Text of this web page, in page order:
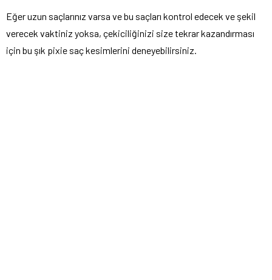
Eğer uzun saçlarınız varsa ve bu saçları kontrol edecek ve şekil
verecek vaktiniz yoksa, çekiciliğinizi size tekrar kazandırması
için bu şık pixie saç kesimlerini deneyebilirsiniz.